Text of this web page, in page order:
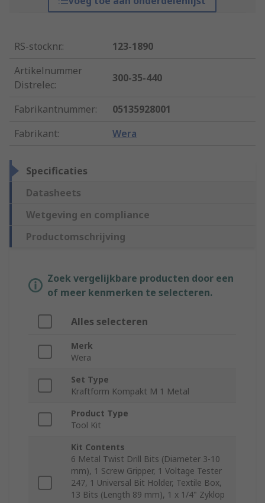
RS-stocknr.:
123-1890
Artikelnummer
Distrelec:
300-35-440
Fabrikantnummer:
05135928001
Fabrikant: Wera
Specificaties
Datasheets
Wetgeving en compliance
Productomschrijving
Zoek vergelijkbare producten door een
of meer kenmerken te selecteren.
Alles selecteren
Merk
Wera
Set Type
Kraftform Kompakt M 1 Metal
Product Type
Tool Kit
Kit Contents
6 Metal Twist Drill Bits (Diameter 3-10
mm), 1 Screw Gripper, 1 Voltage Tester
247, 1 Universal Bit Holder, Textile Box,
13 Bits (Length 89 mm), 1 x 1/4" Zyklop